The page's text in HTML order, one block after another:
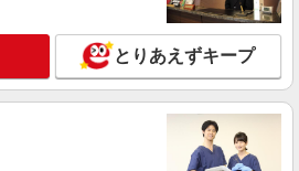
とりあえずキープ